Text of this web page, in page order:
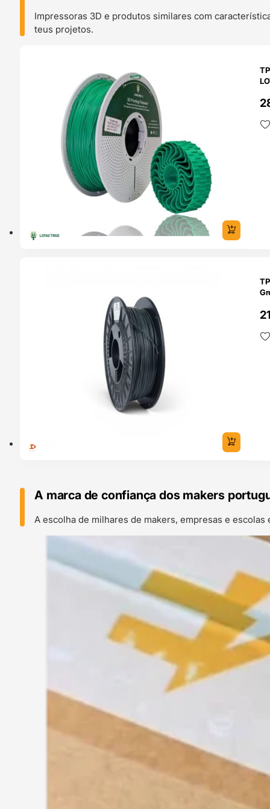
Impressoras 3D e produtos similares com
teus projetos.
A marca de confiança dos makers
A escolha de milhares de makers, empresas e escolas